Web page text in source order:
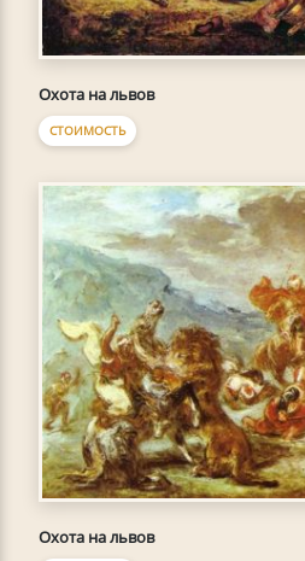
Охота на львов
СТОИМОСТЬ
Охота на львов